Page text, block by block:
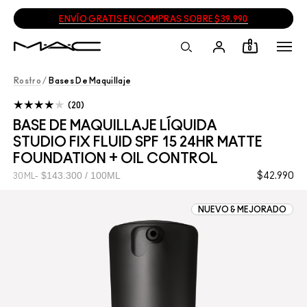
ENVÍO GRATIS EN COMPRAS SOBRE $39.990
0
Rostro / Bases De Maquillaje
BASE DE MAQUILLAJE LÍQUIDA
STUDIO FIX FLUID SPF 15 24HR MATTE
FOUNDATION + OIL CONTROL
$42.990
30ML $143.300 / 100ML
20
NUEVO & MEJORADO